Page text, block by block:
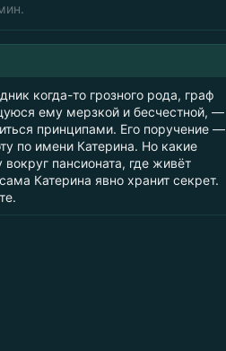
когда-то грозного рода, граф
ему мерзкой и бесчестной, —
принципами. Его поручение —
по имени Катерина. Но какие
пансионата, где живёт
Катерина явно хранит секрет.